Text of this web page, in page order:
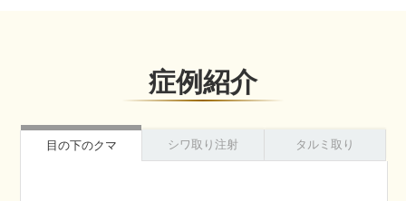
症例紹介
目の下のクマ シワ取り注射 タルミ取り